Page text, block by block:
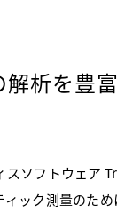
解析を豊
スソフトウェア
ック測量のた